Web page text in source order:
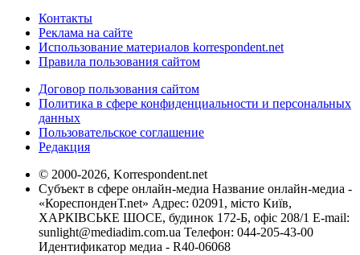
Контакты
Реклама на сайте
Использование материалов korrespondent.net
Правила пользования сайтом
Договор пользования сайтом
Политика в сфере конфиденциальности и персональных
данных
Пользовательское соглашение
Редакция
© 2000-2026, Korrespondent.net
Субъект в сфере онлайн-медиа Название онлайн-медиа -
«КореспонденТ.net» Адрес: 02091, місто Київ,
ХАРКІВСЬКЕ ШОСЕ, будинок 172-Б, офіс 208/1 E-mail:
sunlight@mediadim.com.ua Телефон: 044-205-43-00
Идентификатор медиа - R40-06068